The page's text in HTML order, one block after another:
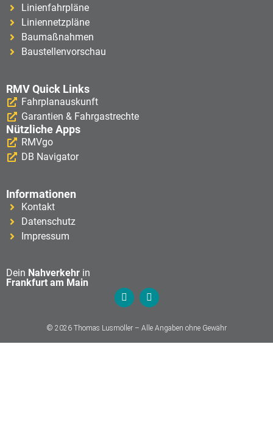
Linienfahrpläne
Liniennetzpläne
Baumaßnahmen
Baustellenvorschau
RMV Quick Links
Fahrplanauskunft
Garantien & Fahrgastrechte
Nützliche Apps
RMVgo
DB Navigator
Informationen
Kontakt
Datenschutz
Impressum
Dein Nahverkehr in
Frankfurt am Main
© 2026 Thomas Lusmöller – Alle Angaben ohne Gewähr